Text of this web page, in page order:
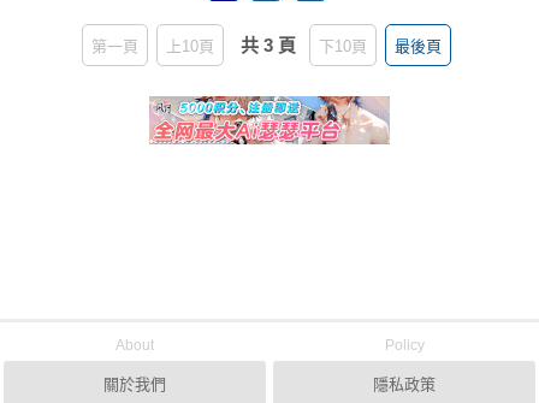
第一頁 上10頁 共 3 頁 下10頁 最後頁
About
關於我們
Policy
隱私政策